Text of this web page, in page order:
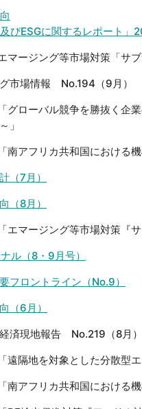
及びESGに関するレポート
マージング等市場対策「サ
市場情報 No.194（9月）
グローバル競争を勝抜く企
」
南アフリカ共和国における
（7月）
（8月）
エマージング等市場対策『
ル（8・9月号）
フロントライン（No.9）
（6月）
済現地報告 No.219（8月）
遠隔地を対象とした分散型
南アフリカ共和国における